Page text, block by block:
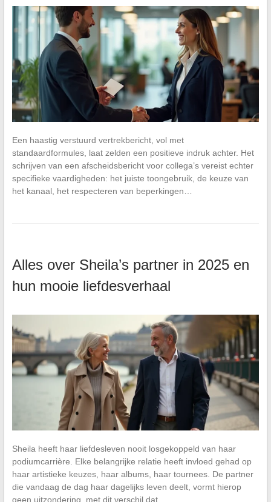
Een haastig verstuurd vertrekbericht, vol met
standaardformules, laat zelden een positieve indruk achter. Het
schrijven van een afscheidsbericht voor collega’s vereist echter
specifieke vaardigheden: het juiste toongebruik, de keuze van
het kanaal, het respecteren van beperkingen…
Alles over Sheila’s partner in 2025 en
hun mooie liefdesverhaal
Sheila heeft haar liefdesleven nooit losgekoppeld van haar
podiumcarrière. Elke belangrijke relatie heeft invloed gehad op
haar artistieke keuzes, haar albums, haar tournees. De partner
die vandaag de dag haar dagelijks leven deelt, vormt hierop
geen uitzondering, met dit verschil dat…